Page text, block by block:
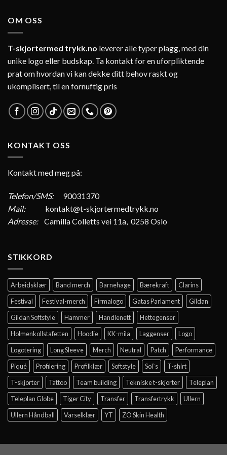
OM OSS
T-skjortermed trykk.no leverer alle typer plagg, med din
unike logo eller budskap. Ta kontakt for en uforpliktende
prat om hvordan vi kan dekke ditt behov raskt og
ukomplisert, til en fornuftig pris
KONTAKT OSS
Kontakt med meg på:
Telefon/SMS:
90031370
Mail:
kontakt@t-skjortermedtrykk.no
Adresse: Camilla Colletts vei 11a, 0258 Oslo
STIKKORD
Arbeidsklær Band merch Barnehage Bærekraft
Clarins
Festival
Festival-merch Firmalogo Gatas Parlament
Gildan
Gildan Softstyle
Hammer Handlenett
Hettegenser
Holmenkollstafetten
Hoodie KK-mila Laggenser
Logo
Logotering
Long Sleeve Merch Neutral Patch
Performance
Piqué
Profilering Profilklær Softstyle Sol`s
T-shirt
T-skjorter
Tattoo Team building Tekniske t-skjorter
Teleplan
Teleplan Globe
Tiger City Transfer Transfertrykk
Ullern
Ullern Håndball
Varselklær YT ZO Skin Health